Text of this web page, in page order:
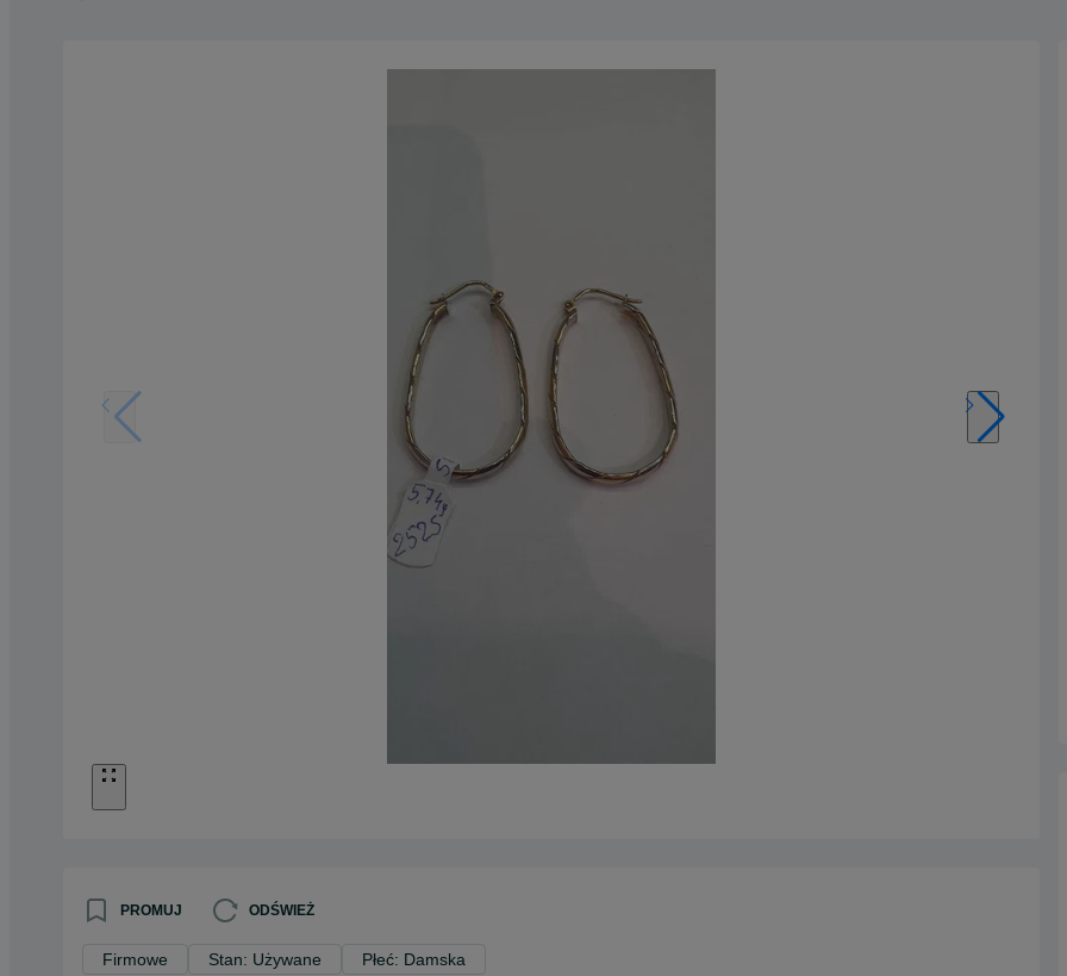
PROMUJ ODŚWIEŻ
Firmowe Stan: Używane Płeć: Damska